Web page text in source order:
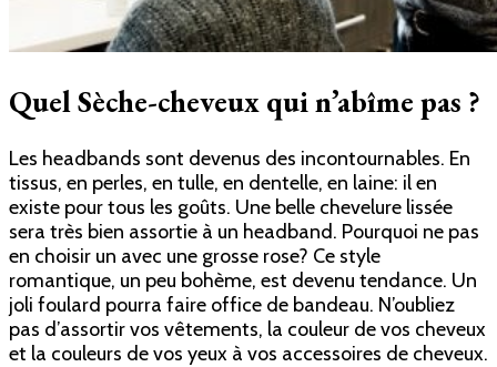
Quel Sèche-cheveux qui n’abîme pas ?
Les headbands sont devenus des incontournables. En
tissus, en perles, en tulle, en dentelle, en laine: il en
existe pour tous les goûts. Une belle chevelure lissée
sera très bien assortie à un headband. Pourquoi ne pas
en choisir un avec une grosse rose? Ce style
romantique, un peu bohème, est devenu tendance. Un
joli foulard pourra faire office de bandeau. N’oubliez
pas d’assortir vos vêtements, la couleur de vos cheveux
et la couleurs de vos yeux à vos accessoires de cheveux.